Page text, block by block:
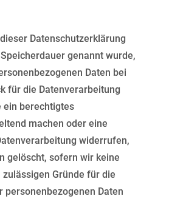
Datenschutzerklärung
genannt wurde,
Daten bei
für die Datenverarbeitung
ein berechtigtes
machen oder eine
widerrufen,
gelöscht, sofern wir keine
Gründe für die
personenbezogenen Daten